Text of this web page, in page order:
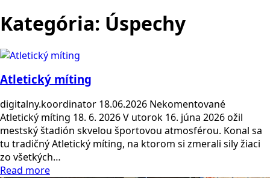
Kategória: Úspechy
Atletický míting
digitalny.koordinator 18.06.2026 Nekomentované
Atletický míting 18. 6. 2026 V utorok 16. júna 2026 ožil
mestský štadión skvelou športovou atmosférou. Konal sa
tu tradičný Atletický míting, na ktorom si zmerali sily žiaci
zo všetkých…
Read more